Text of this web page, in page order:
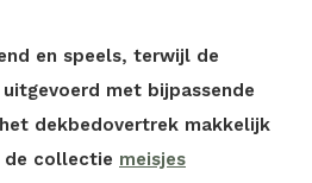
en speels, terwijl de
met bijpassende
dekbedovertrek makkelijk
de collectie meisjes